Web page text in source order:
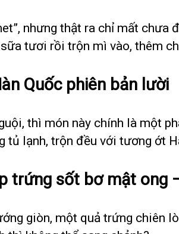
nhưng thật ra chỉ mất
tươi rồi trộn mì vào, thêm
Quốc phiên bản lười
thì món này chính là một
tủ lạnh, trộn đều với tương ớt
trứng sốt bơ mật ong
giòn, một quả trứng chiên